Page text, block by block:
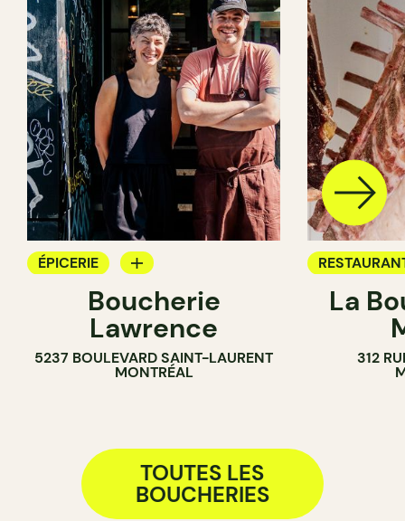
ÉPICERIE
BOUCHERBoucherie
Lawrence
5237 BOULEVARD SAINT-LAURENT
MONTRÉAL
BOUCHER
La
312
TOUTES LES
BOUCHERIES